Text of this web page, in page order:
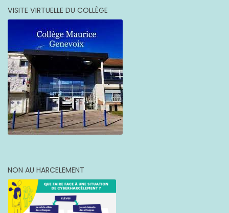
VISITE VIRTUELLE DU COLLÈGE
NON AU HARCELEMENT